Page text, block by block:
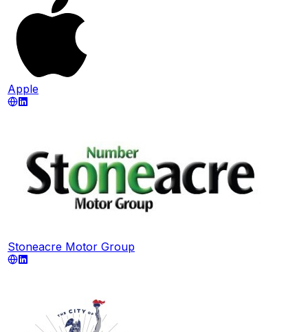
Apple
Stoneacre Motor Group